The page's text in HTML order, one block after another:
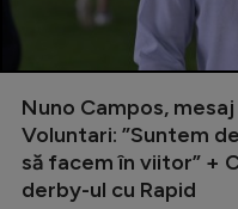
Nuno Campos,
Voluntari: ”Suntem
să facem în viitor” +
derby-ul cu Rapid